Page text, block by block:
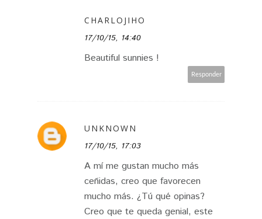
CHARLOJIHO
17/10/15, 14:40
Beautiful sunnies !
Responder
UNKNOWN
17/10/15, 17:03
A mí me gustan mucho más
ceñidas, creo que favorecen
mucho más. ¿Tú qué opinas?
Creo que te queda genial, este